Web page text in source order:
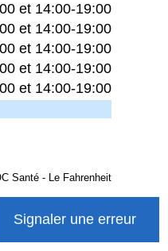
et 14:00-19:00
et 14:00-19:00
et 14:00-19:00
et 14:00-19:00
et 14:00-19:00
Santé - Le Fahrenheit
Signaler une erreur